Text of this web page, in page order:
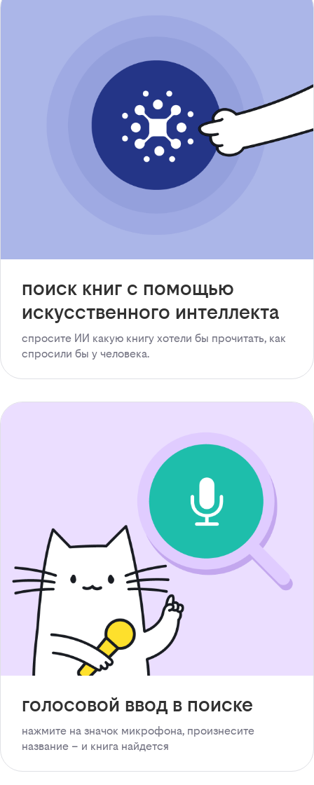
поиск книг с помощью
искусственного интеллекта
спросите ИИ какую книгу хотели бы прочитать, как
спросили бы у человека.
голосовой ввод в поиске
нажмите на значок микрофона, произнесите
название – и книга найдется